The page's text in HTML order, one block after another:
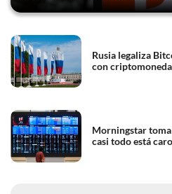
Rusia legaliza
con
Morningstar toma
casi todo está